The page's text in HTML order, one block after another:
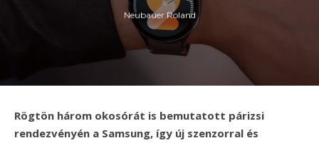
Neubauer Roland
Rögtön három okosórát is bemutatott párizsi
rendezvényén a Samsung, így új szenzorral és